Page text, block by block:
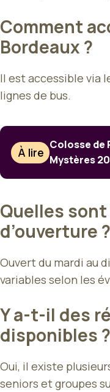
Comment
Bordeaux ?
Il est accessible via
lignes de bus.
À lire
Colosse de
Mystères
Quelles
d’ouverture ?
Ouvert du mardi au
variables selon les
Y a-t-il des
disponibles ?
Oui, il existe
seniors et groupes